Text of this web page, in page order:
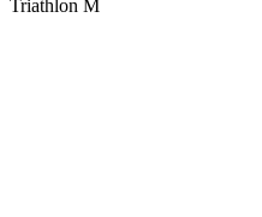
Triathlon M